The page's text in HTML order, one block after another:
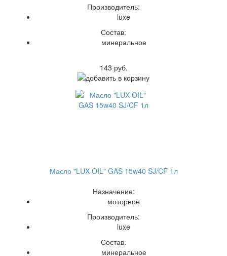
Производитель:
luxe
Состав:
минеральное
143 руб.
Масло "LUX-OIL" GAS 15w40 SJ/CF 1л
Назначение:
моторное
Производитель:
luxe
Состав:
минеральное